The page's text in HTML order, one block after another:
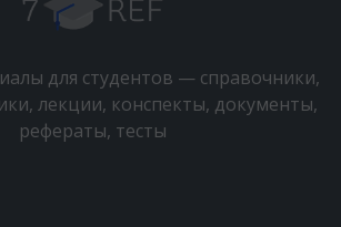
для студентов — справочники,
лекции, конспекты, документы,
рефераты, тесты